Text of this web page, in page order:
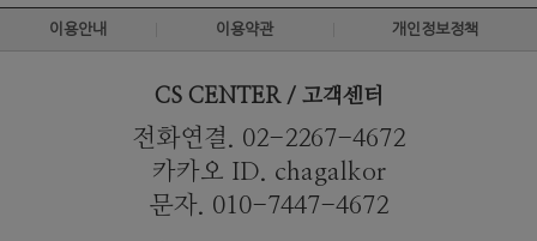
이용안내 이용약관 개인정보정책
CS CENTER / 고객센터
전화연결. 02-2267-4672
카카오 ID. chagalkor
문자. 010-7447-4672